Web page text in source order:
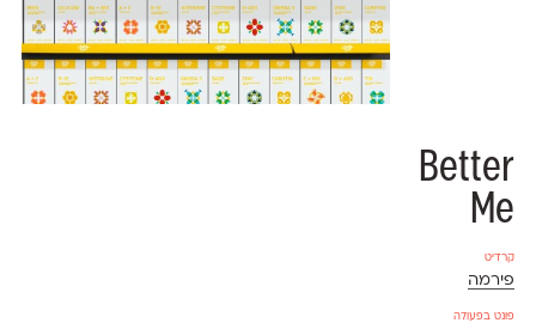
Better
Me
קרדיט
פירמה
פונט בפעולה